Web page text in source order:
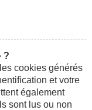
?
cookies générés
et votre
également
sont lus ou non